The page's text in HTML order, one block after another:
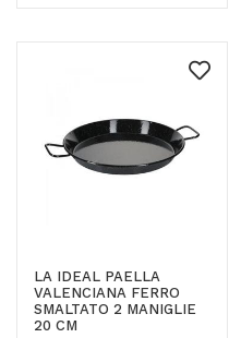
LA IDEAL PAELLA
VALENCIANA FERRO
SMALTATO 2 MANIGLIE
20 CM